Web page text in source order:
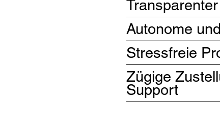
Autonome
Stressfreie
Zügige
Support